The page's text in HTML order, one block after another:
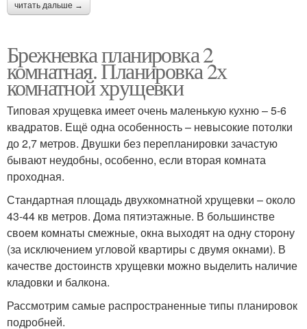
читать дальше →
Брежневка планировка 2
комнатная. Планировка 2х
комнатной хрущевки
Типовая хрущевка имеет очень маленькую кухню – 5-6
квадратов. Ещё одна особенность – невысокие потолки
до 2,7 метров. Двушки без перепланировки зачастую
бывают неудобны, особенно, если вторая комната
проходная.
Стандартная площадь двухкомнатной хрущевки – около
43-44 кв метров. Дома пятиэтажные. В большинстве
своем комнаты смежные, окна выходят на одну сторону
(за исключением угловой квартиры с двумя окнами). В
качестве достоинств хрущевки можно выделить наличие
кладовки и балкона.
Рассмотрим самые распространенные типы планировок
подробней.